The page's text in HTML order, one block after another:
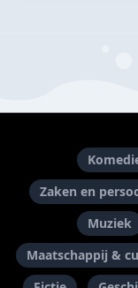
Zaken en
Muziek
Maatschappij &